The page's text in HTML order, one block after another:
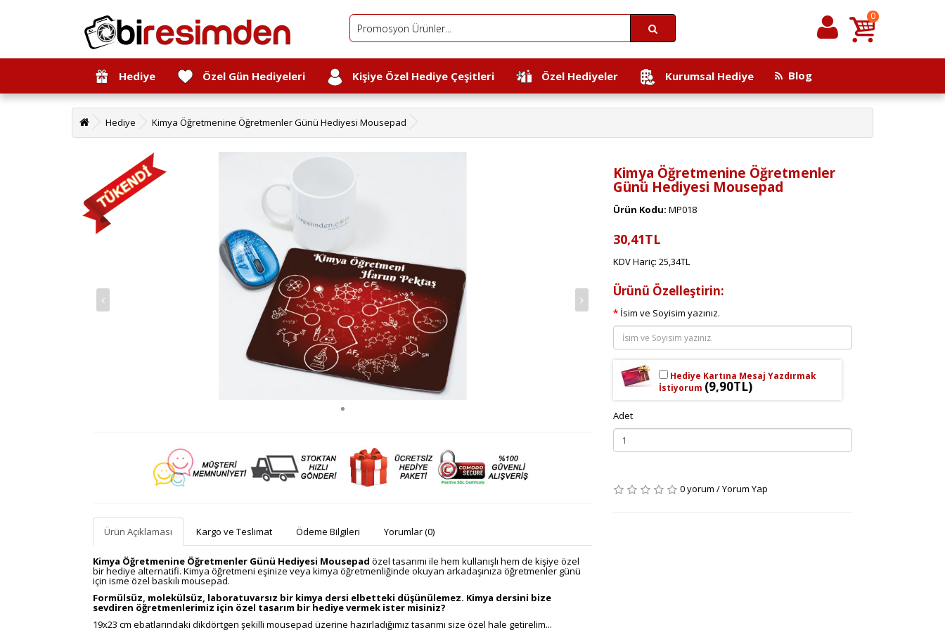
0
Hediye Özel Gün Hediyeleri Kişiye Özel Hediye Çeşitleri Özel Hediyeler Kurumsal Hediye Blog
Hediye Kimya Öğretmenine Öğretmenler Günü Hediyesi Mousepad
Ürün Açıklaması Kargo ve Teslimat Ödeme Bilgileri Yorumlar (0)
Kimya Öğretmenine Öğretmenler Günü Hediyesi Mousepad özel tasarımı ile hem kullanışlı hem de kişiye özel
bir hediye alternatifi. Kimya öğretmeni eşinize veya kimya öğretmenliğinde okuyan arkadaşınıza öğretmenler günü
için isme özel baskılı mousepad.
Formülsüz, molekülsüz, laboratuvarsız bir kimya dersi elbetteki düşünülemez. Kimya dersini bize
sevdiren öğretmenlerimiz için özel tasarım bir hediye vermek ister misiniz?
19x23 cm ebatlarındaki dikdörtgen şekilli mousepad üzerine hazırladığımız tasarımı size özel hale getirelim...
Kimya Öğretmenine Öğretmenler
Günü Hediyesi Mousepad
Ürün Kodu: MP018
30,41TL
KDV Hariç: 25,34TL
Ürünü Özelleştirin:
İsim ve Soyisim yazınız.
Hediye Kartına Mesaj Yazdırmak
İstiyorum (9,90TL)
Adet
0 yorum /Yorum Yap